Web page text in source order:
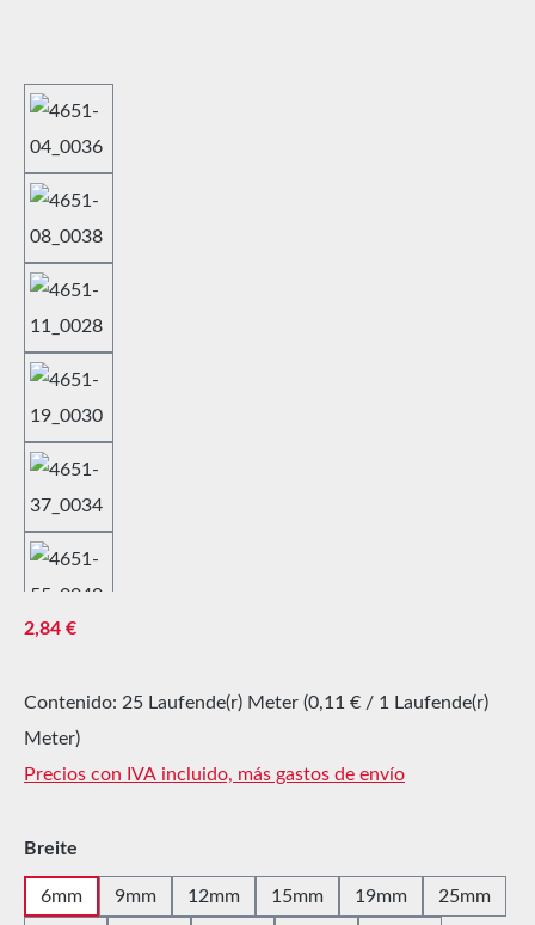
Precio normal:
2,84 €
Contenido: 25 Laufende(r) Meter (0,11 € / 1 Laufende(r)
Meter)
Precios con IVA incluido, más gastos de envío
Seleccione
Breite
6mm 9mm 12mm 15mm 19mm 25mm